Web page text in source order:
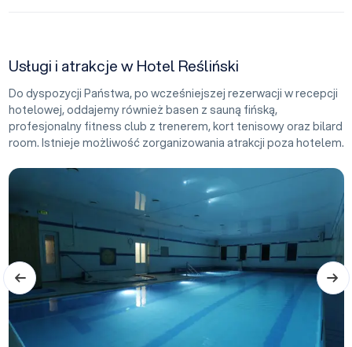
Usługi i atrakcje w Hotel Reśliński
Do dyspozycji Państwa, po wcześniejszej rezerwacji w recepcji
hotelowej, oddajemy również basen z sauną fińską,
profesjonalny fitness club z trenerem, kort tenisowy oraz bilard
room. Istnieje możliwość zorganizowania atrakcji poza hotelem.